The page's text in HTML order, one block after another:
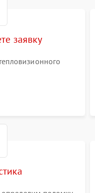
заявку